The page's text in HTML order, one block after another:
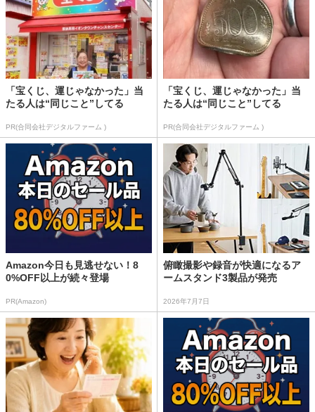
「宝くじ、運じゃなかった」当
たる人は“同じこと”してる
PR(合同会社デジタルファーム )
「宝くじ、運じゃなかった」当
たる人は“同じこと”してる
PR(合同会社デジタルファーム )
Amazon今日も見逃せない！8
0%OFF以上が続々登場
PR(Amazon)
俯瞰撮影や録音が快適になるア
ームスタンド3製品が発売
2026年7月7日